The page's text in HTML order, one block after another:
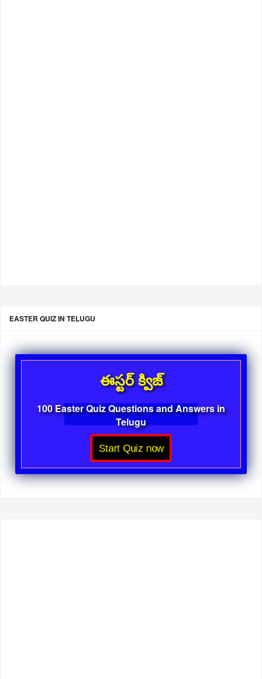
EASTER QUIZ IN TELUGU
ఈస్టర్ క్విజ్
100 Easter Quiz Questions and Answers in
Telugu
Start Quiz now